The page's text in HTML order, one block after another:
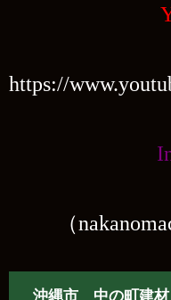
https://
（
沖縄市 中の町建